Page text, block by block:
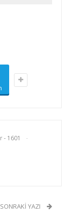
- 1601
SONRAKI YAZI